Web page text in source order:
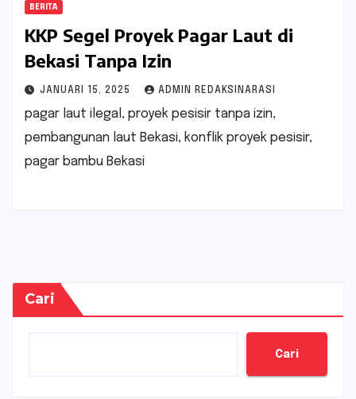
BERITA
KKP Segel Proyek Pagar Laut di
Bekasi Tanpa Izin
JANUARI 15, 2025 ADMIN REDAKSINARASI
pagar laut ilegal, proyek pesisir tanpa izin,
pembangunan laut Bekasi, konflik proyek pesisir,
pagar bambu Bekasi
Cari
Cari